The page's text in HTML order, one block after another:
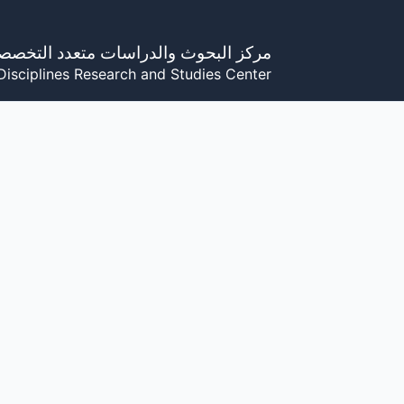
مركز البحوث والدراسات متعدد
Research and Studies Center